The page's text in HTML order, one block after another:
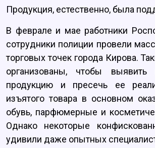
Продукция, естественно, была
В феврале и мае работники
сотрудники полиции провели
торговых точек города Кирова.
организованы, чтобы выявить
продукцию и пресечь ее
изъятого товара в основном
обувь, парфюмерные и
Однако некоторые
удивили даже опытных